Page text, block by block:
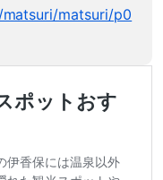
matsuri/p0